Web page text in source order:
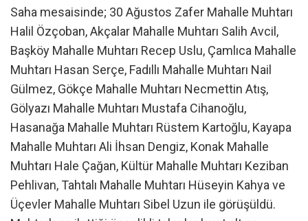
Saha mesaisinde; 30 Ağustos Zafer Mahalle Muhtarı
Halil Özçoban, Akçalar Mahalle Muhtarı Salih Avcil,
Başköy Mahalle Muhtarı Recep Uslu, Çamlıca Mahalle
Muhtarı Hasan Serçe, Fadıllı Mahalle Muhtarı Nail
Gülmez, Gökçe Mahalle Muhtarı Necmettin Atış,
Gölyazı Mahalle Muhtarı Mustafa Cihanoğlu,
Hasanağa Mahalle Muhtarı Rüstem Kartoğlu, Kayapa
Mahalle Muhtarı Ali İhsan Dengiz, Konak Mahalle
Muhtarı Hale Çağan, Kültür Mahalle Muhtarı Keziban
Pehlivan, Tahtalı Mahalle Muhtarı Hüseyin Kahya ve
Üçevler Mahalle Muhtarı Sibel Uzun ile görüşüldü.